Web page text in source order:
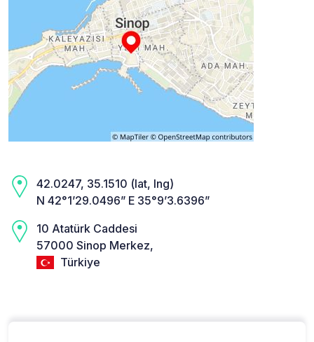
42.0247, 35.1510 (lat, lng)
N 42°1’29.0496” E 35°9’3.6396”
10 Atatürk Caddesi
57000 Sinop Merkez,
Türkiye